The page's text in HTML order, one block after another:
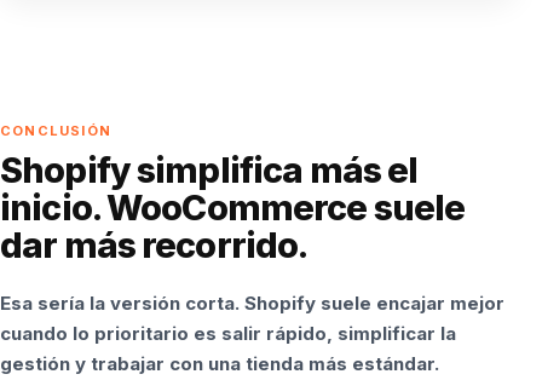
CONCLUSIÓN
Shopify simplifica más el
inicio. WooCommerce suele
dar más recorrido.
Esa sería la versión corta. Shopify suele encajar mejor
cuando lo prioritario es salir rápido, simplificar la
gestión y trabajar con una tienda más estándar.